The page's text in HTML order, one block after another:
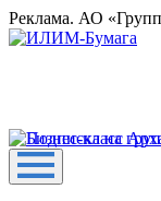
Реклама. АО